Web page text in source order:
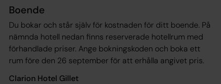
Boende
Du bokar och står själv för kostnaden för ditt boende. På
nämnda hotell nedan finns reserverade hotellrum med
förhandlade priser. Ange bokningskoden och boka ett
rum före den 26 september för att erhålla angivet pris.
Clarion Hotel Gillet